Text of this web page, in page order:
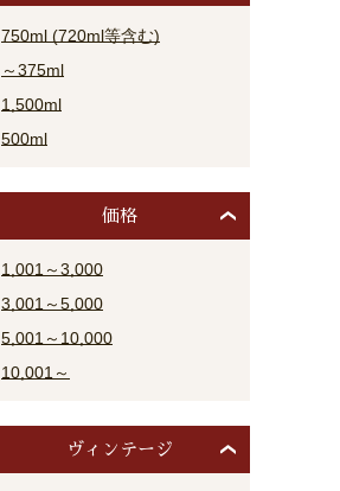
750ml (720ml等含む)
～375ml
1,500ml
500ml
価格
1,001～3,000
3,001～5,000
5,001～10,000
10,001～
ヴィンテージ